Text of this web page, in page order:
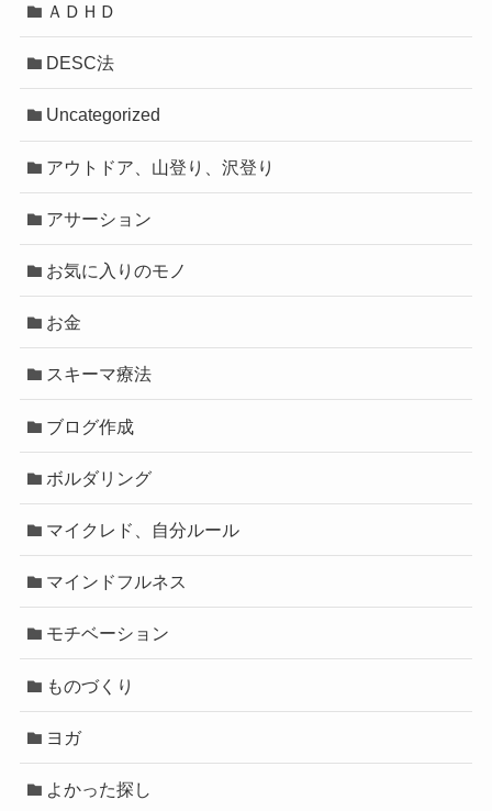
ＡＤＨＤ
DESC法
Uncategorized
アウトドア、山登り、沢登り
アサーション
お気に入りのモノ
お金
スキーマ療法
ブログ作成
ボルダリング
マイクレド、自分ルール
マインドフルネス
モチベーション
ものづくり
ヨガ
よかった探し